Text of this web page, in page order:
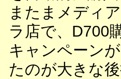
またまメディ
ラ店で、D700
キャンペーン
たのが大きな